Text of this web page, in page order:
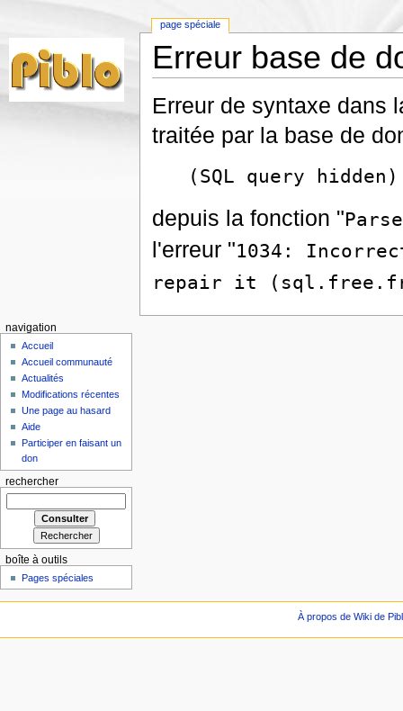
Erreur base de
Erreur de syntaxe dans
traitée par la base de
(SQL query hidden)
depuis la fonction "
l'erreur "1034:
repair it
page spéciale
navigation
Accueil
Accueil communauté
Actualités
Modifications récentes
Une page au hasard
Aide
Participer en faisant un
don
rechercher
boîte à outils
Pages spéciales
À propos de Wiki de